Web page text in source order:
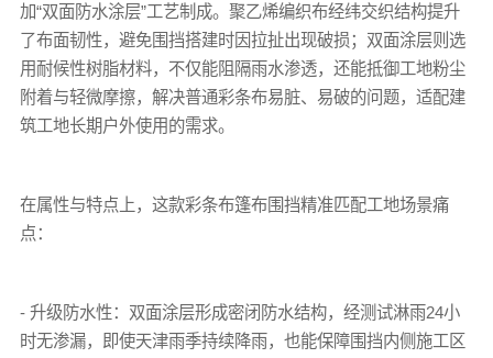
加“双面防水涂层”工艺制成。聚乙烯编织布经纬交织结构提升
了布面韧性，避免围挡搭建时因拉扯出现破损；双面涂层则选
用耐候性树脂材料，不仅能阻隔雨水渗透，还能抵御工地粉尘
附着与轻微摩擦，解决普通彩条布易脏、易破的问题，适配建
筑工地长期户外使用的需求。
在属性与特点上，这款彩条布篷布围挡精准匹配工地场景痛
点：
- 升级防水性：双面涂层形成密闭防水结构，经测试淋雨24小
时无渗漏，即使天津雨季持续降雨，也能保障围挡内侧施工区